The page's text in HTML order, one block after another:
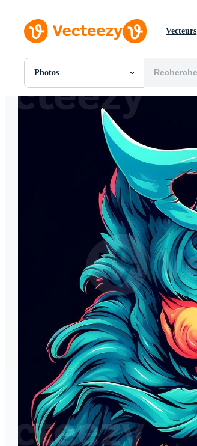
Vecteurs
Photos
Toutes Images
Photos
Motion graphics
Images Éditoriales
Événements Éditoriaux